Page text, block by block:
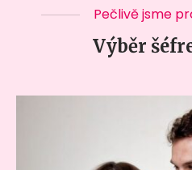
Pečlivě jsme
Výběr